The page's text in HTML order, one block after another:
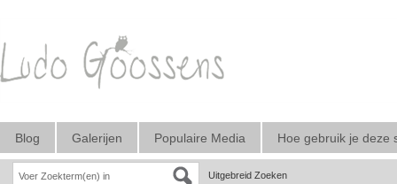
Blog Galerijen Populaire Media Hoe gebruik je deze
Uitgebreid Zoeken